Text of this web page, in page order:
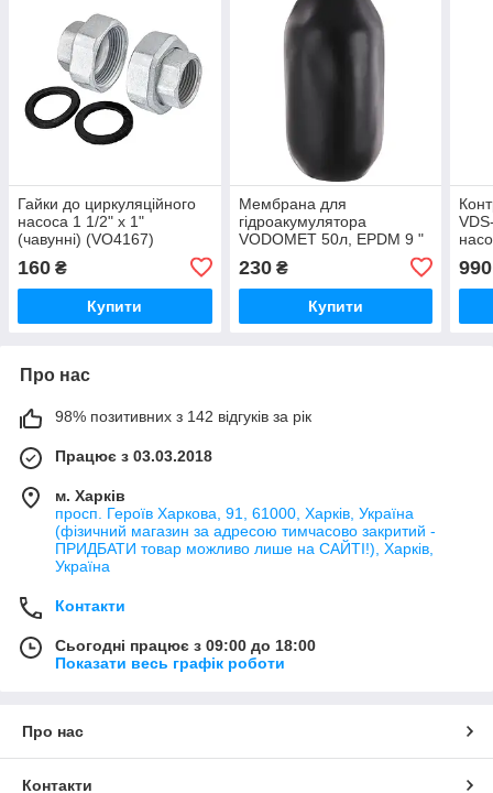
Гайки до циркуляційного
насоса 1 1/2" х 1"
(чавунні) (VO4167)
160 ₴
Купити
Мембрана для
гідроакумулятора
VODOMET 50л, EPDM 9 "
230₴
Купити
990
Про нас
98% позитивних з 142 відгуків за рік
Працює з 03.03.2018
м. Харків
просп. Героїв Харкова, 91, 61000, Харків, Україна
(фізичний магазин за адресою тимчасово закритий -
ПРИДБАТИ товар можливо лише на САЙТІ!), Харків,
Україна
Контакти
Сьогодні працює з 09:00 до 18:00
Показати весь графік роботи
Про нас
Контакти